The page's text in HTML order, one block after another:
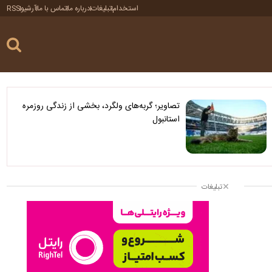
استخدامتبلیغاتدرباره ماتماس با ماآرشیوRSS
تصاویر؛ گربه‌های ولگرد، بخشی از زندگی روزمره
استانبول
تبلیغات